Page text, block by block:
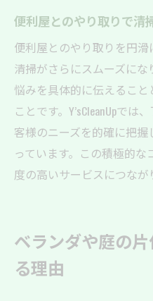
便利屋とのやり取りで清
便利屋とのやり取りを円
清掃がさらにスムーズに
悩みを具体的に伝えるこ
ことです。Y’sCleanUpで
客様のニーズを的確に把
っています。この積極的
度の高いサービスにつなが
ベランダや庭の
る理由